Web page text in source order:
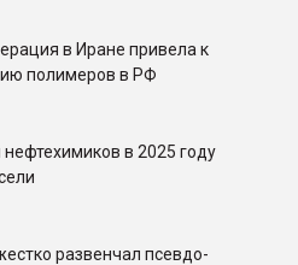
в Иране привела к
полимеров в РФ
нефтехимиков в 2025 году
развенчал псевдо-